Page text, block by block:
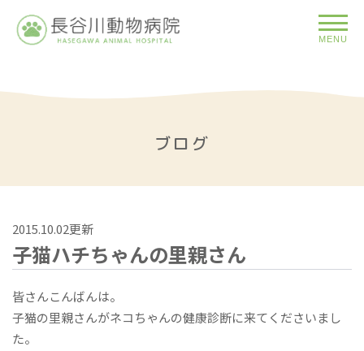
MENU
ブログ
2015.10.02更新
子猫ハチちゃんの里親さん
皆さんこんばんは。
子猫の里親さんがネコちゃんの健康診断に来てくださいまし
た。